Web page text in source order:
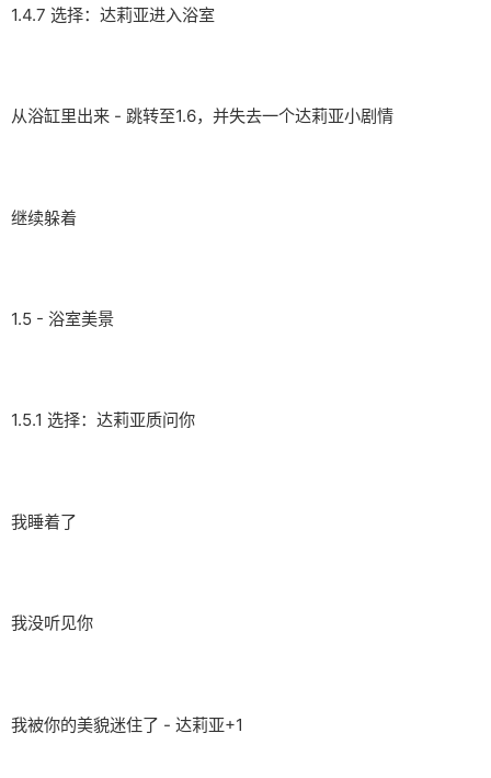
1.4.7 选择：达莉亚进入浴室
从浴缸里出来 - 跳转至1.6，并失去一个达莉亚小剧情
继续躲着
1.5 - 浴室美景
1.5.1 选择：达莉亚质问你
我睡着了
我没听见你
我被你的美貌迷住了 - 达莉亚+1